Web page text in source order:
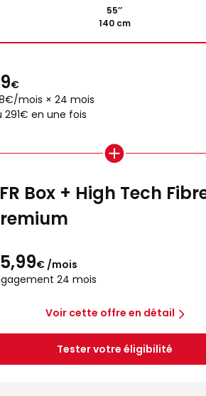
55’’
140 cm
€
mois × 24 mois
291€ en une fois
Box + High Tech
€ /mois
24 mois
Voir cette offre en détail
Tester votre éligibilité